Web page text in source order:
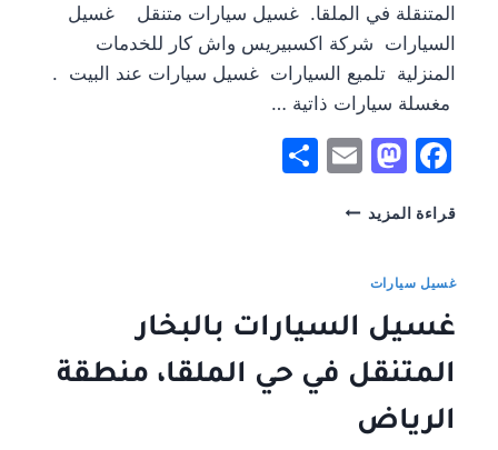
المتنقلة في الملقا. غسيل سيارات متنقل غسيل
السيارات شركة اكسبيريس واش كار للخدمات
المنزلية تلميع السيارات غسيل سيارات عند البيت .
مغسلة سيارات ذاتية …
Facebook
Mastodon
Email
Share
قراءة المزيد غسيل
الرياض
#اكسبريس
واش
غسيل سيارات
غسيل السيارات بالبخار
المتنقل في حي الملقا، منطقة
الرياض